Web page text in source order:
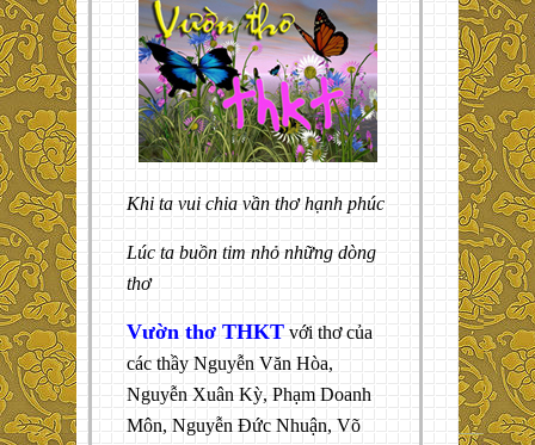
Khi ta vui chia vần thơ hạnh phúc
Lúc ta buồn tim nhỏ những dòng
thơ
Vườn thơ THKT với thơ của
các thầy Nguyễn Văn Hòa,
Nguyễn Xuân Kỳ, Phạm Doanh
Môn, Nguyễn Đức Nhuận, Võ